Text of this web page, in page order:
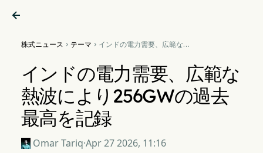

株式ニュース  テーマ  インドの電力需要、広範な熱
を記録
インドの電力需要、広範な
熱波により256GWの過去
最高を記録
Omar Tariq·Apr 27 2026, 11:16